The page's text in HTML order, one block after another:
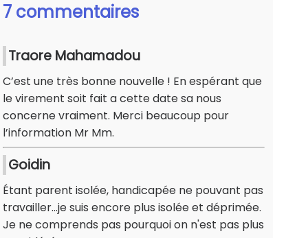
7 commentaires
Traore Mahamadou
C’est une très bonne nouvelle ! En espérant que
le virement soit fait a cette date sa nous
concerne vraiment. Merci beaucoup pour
l’information Mr Mm.
Goidin
Étant parent isolée, handicapée ne pouvant pas
travailler...je suis encore plus isolée et déprimée.
Je ne comprends pas pourquoi on n'est pas plus